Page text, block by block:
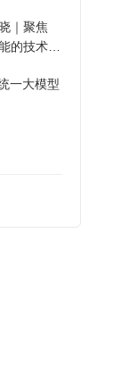
｜聚焦
的技术路
一大模型